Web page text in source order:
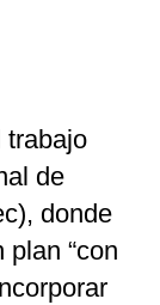
trabajo
de
donde
“con